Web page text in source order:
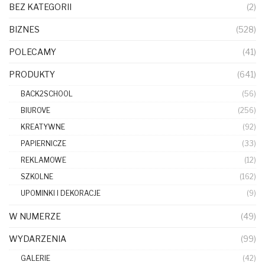
BEZ KATEGORII (2)
BIZNES (528)
POLECAMY (41)
PRODUKTY (641)
BACK2SCHOOL
(56)
BIUROVE
(256)
KREATYWNE
(92)
PAPIERNICZE
(33)
REKLAMOWE
(12)
SZKOLNE
(162)
UPOMINKI I DEKORACJE
(9)
W NUMERZE (49)
WYDARZENIA (99)
GALERIE (42)